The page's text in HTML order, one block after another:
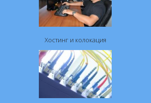
Хостинг и колокация